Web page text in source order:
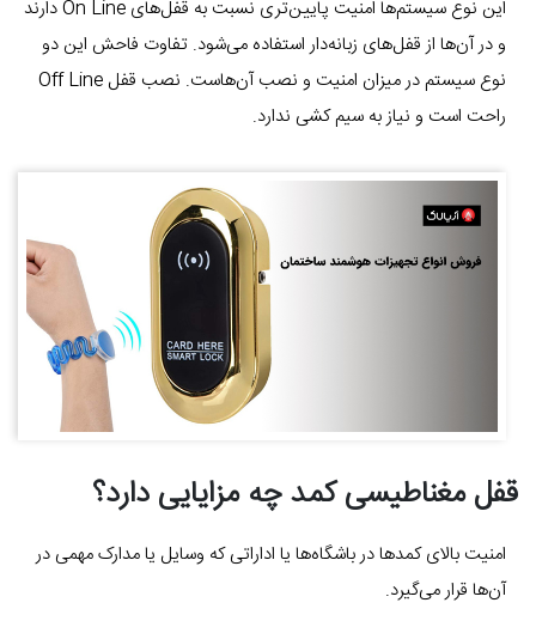
این نوع سیستم‌ها امنیت پایین‌تری نسبت به قفل‌های On Line دارند
و در آن‌ها از قفل‌های زبانه‌دار استفاده می‌شود. تفاوت فاحش این دو
نوع سیستم در میزان امنیت و نصب آن‌هاست. نصب قفل Off Line
راحت است و نیاز به سیم کشی ندارد.
قفل مغناطیسی کمد چه مزایایی دارد؟
امنیت بالای کمدها در باشگاه‌ها یا اداراتی که وسایل یا مدارک مهمی در
آن‌ها قرار می‌گیرد.